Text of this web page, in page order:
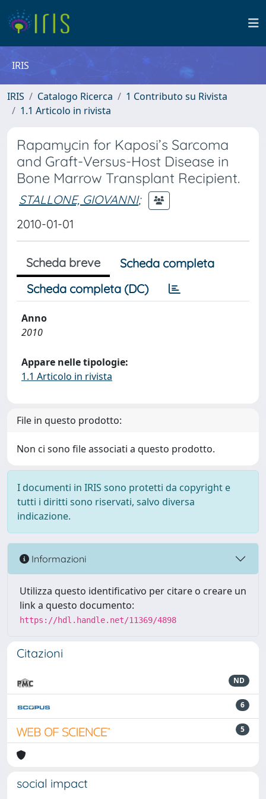
IRIS
IRIS Catalogo Ricerca
1 Contributo su Rivista
1.1 Articolo in rivista
Rapamycin for Kaposi’s Sarcoma
and Graft-Versus-Host Disease in
Bone Marrow Transplant Recipient.
STALLONE, GIOVANNI;
2010-01-01
Scheda breve
Scheda completa
Scheda completa (DC)
Anno
2010
Appare nelle tipologie:
1.1 Articolo in rivista
File in questo prodotto:
Non ci sono file associati a questo prodotto.
I documenti in IRIS sono protetti da copyright e
tutti i diritti sono riservati, salvo diversa
indicazione.
Informazioni
Utilizza questo identificativo per citare o creare un
link a questo documento:
https://hdl.handle.net/11369/4898
Citazioni
ND
6
5
social impact